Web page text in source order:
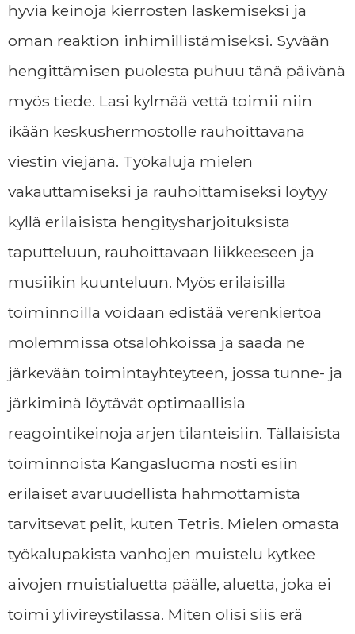
hyviä keinoja kierrosten laskemiseksi ja
oman reaktion inhimillistämiseksi. Syvään
hengittämisen puolesta puhuu tänä päivänä
myös tiede. Lasi kylmää vettä toimii niin
ikään keskushermostolle rauhoittavana
viestin viejänä. Työkaluja mielen
vakauttamiseksi ja rauhoittamiseksi löytyy
kyllä erilaisista hengitysharjoituksista
taputteluun, rauhoittavaan liikkeeseen ja
musiikin kuunteluun. Myös erilaisilla
toiminnoilla voidaan edistää verenkiertoa
molemmissa otsalohkoissa ja saada ne
järkevään toimintayhteyteen, jossa tunne- ja
järkiminä löytävät optimaallisia
reagointikeinoja arjen tilanteisiin. Tällaisista
toiminnoista Kangasluoma nosti esiin
erilaiset avaruudellista hahmottamista
tarvitsevat pelit, kuten Tetris. Mielen omasta
työkalupakista vanhojen muistelu kytkee
aivojen muistialuetta päälle, aluetta, joka ei
toimi ylivireystilassa. Miten olisi siis erä